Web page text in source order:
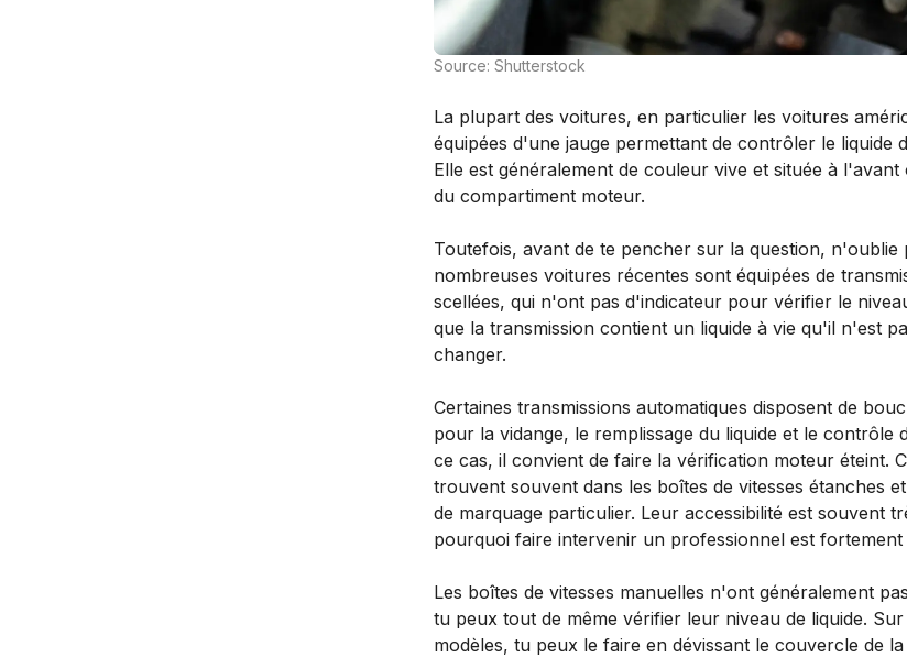
Source: Shutterstock
La plupart des voitures, en particulier les voitures
équipées d'une jauge permettant de contrôler le liquide
Elle est généralement de couleur vive et située à
du compartiment moteur.
Toutefois, avant de te pencher sur la question, n'oublie
nombreuses voitures récentes sont équipées de
scellées, qui n'ont pas d'indicateur pour vérifier le
que la transmission contient un liquide à vie qu'il n'est
changer.
Certaines transmissions automatiques disposent de
pour la vidange, le remplissage du liquide et le contrôle
ce cas, il convient de faire la vérification moteur éteint.
trouvent souvent dans les boîtes de vitesses étanches
de marquage particulier. Leur accessibilité est souvent
pourquoi faire intervenir un professionnel est fortement
Les boîtes de vitesses manuelles n'ont généralement
tu peux tout de même vérifier leur niveau de liquide.
modèles, tu peux le faire en dévissant le couvercle de